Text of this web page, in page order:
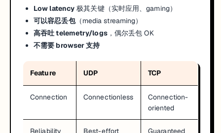
Low latency 极其关键（实时应用、gaming）
可以容忍丢包（media streaming）
高吞吐 telemetry/logs，偶尔丢包 OK
不需要 browser 支持
Feature UDP TCP
Connection Connectionless
Connection-
oriented
Reliability Best-effort Guaranteed